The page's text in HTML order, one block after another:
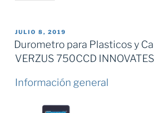
PUBLICADO
EL
JULIO 8, 2019
Durometro para Plasticos y
VERZUS 750CCD
Información general